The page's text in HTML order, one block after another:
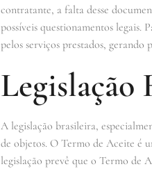
contratante, a falta desse
possíveis questionamentos
pelos serviços prestados,
Legislação
A legislação brasileira,
de objetos. O Termo de Aceite é
legislação prevê que o Termo de